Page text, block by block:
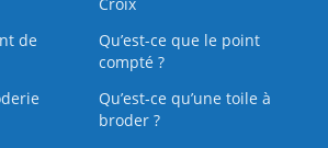
de
Qu’est-ce que le point
compté ?
Qu’est‑ce qu’une toile à
broder ?